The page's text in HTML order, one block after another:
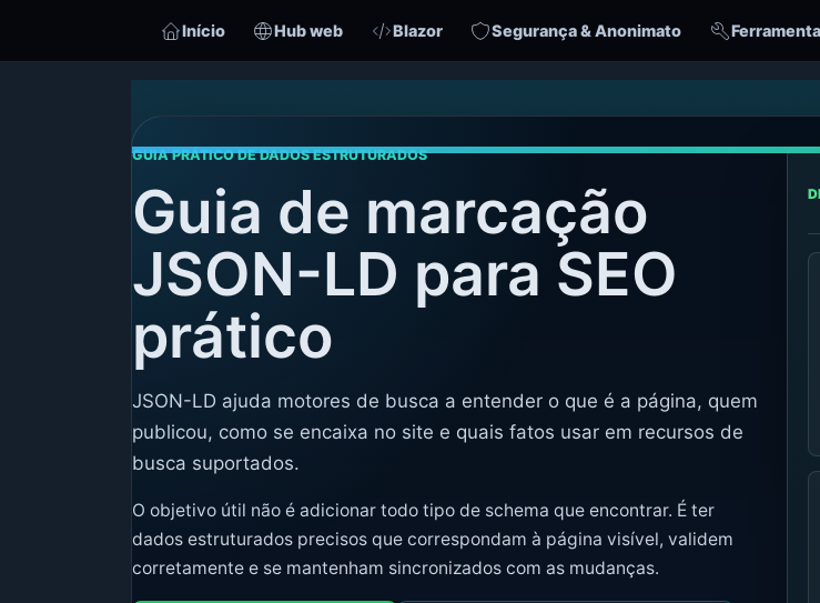
Início Hub web Blazor Segurança & Anonimato
GUIA PRÁTICO DE DADOS ESTRUTURADOS
Guia de marcação
JSON-LD para SEO
prático
JSON-LD ajuda motores de busca a entender o que é a página, quem
publicou, como se encaixa no site e quais fatos usar em recursos de
busca suportados.
O objetivo útil não é adicionar todo tipo de schema que encontrar. É ter
dados estruturados precisos que correspondam à página visível, validem
corretamente e se mantenham sincronizados com as mudanças.